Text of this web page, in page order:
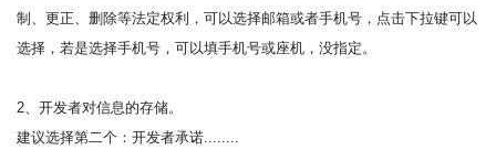
制、更正、删除等法定权利，可以选择邮箱或者手机号，点击下拉键可以
选择，若是选择手机号，可以填手机号或座机，没指定。
2、开发者对信息的存储。
建议选择第二个：开发者承诺........